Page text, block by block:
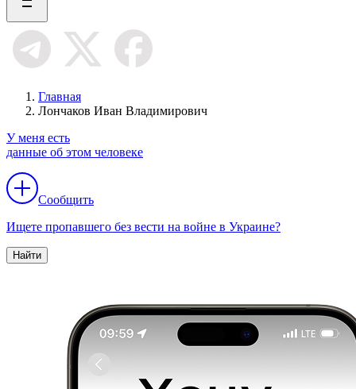
Главная
Лончаков Иван Владимирович
У меня есть
данные об этом человеке
Сообщить
Ищете пропавшего без вести на войне в Украине?
Найти